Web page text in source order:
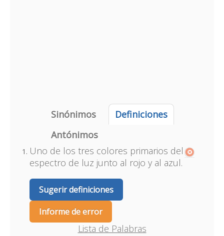
Sinónimos
Definiciones
Antónimos
Uno de los tres colores primarios del
espectro de luz junto al rojo y al azul.
Sugerir definiciones
Informe de error
Lista de Palabras